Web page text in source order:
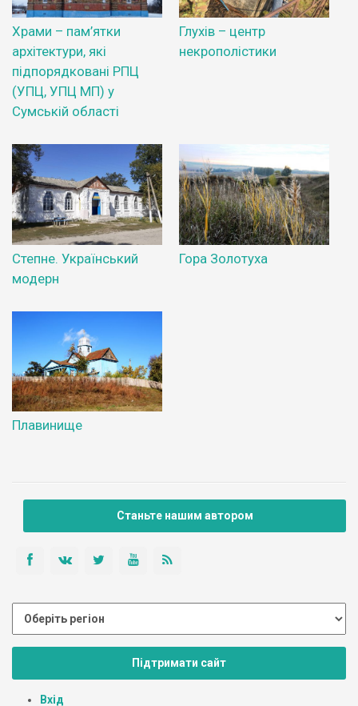
Храми – пам’ятки
архітектури, які
підпорядковані РПЦ
(УПЦ, УПЦ МП) у
Сумській області
Глухів – центр
некрополістики
Степне. Український
модерн
Гора Золотуха
Плавинище
Станьте нашим автором
Підтримати сайт
Вхід